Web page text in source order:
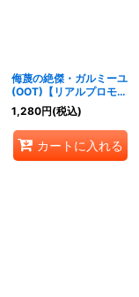
侮蔑の絶傑・ガルミーユ
(OOT)【リアルプロモ】
{-}《ドラゴン》
1,280円(税込)
カートに入れる